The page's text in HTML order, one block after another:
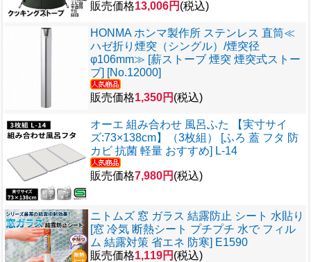
販売価格13,006円 (税込)
HONMA ホンマ製作所 ステンレス 直筒≪
ハゼ折り煙突（シングル）/煙突径
φ106mm≫ [薪ストーブ 煙突 煙突式ストー
ブ] [No.12000]
販売価格1,350円 (税込)
オーエ 組み合わせ 風呂ふた 【実寸サイ
ズ:73×138cm】（3枚組） [ふろ 蓋 フタ 防
カビ 抗菌 軽量 おすすめ] L-14
販売価格7,980円 (税込)
ニトムズ 窓 ガラス 結露防止 シート 水貼り
[窓 冷気 断熱シート プチプチ 水で フィル
ム 結露対策 省エネ 防寒] E1590
販売価格1,119円 (税込)